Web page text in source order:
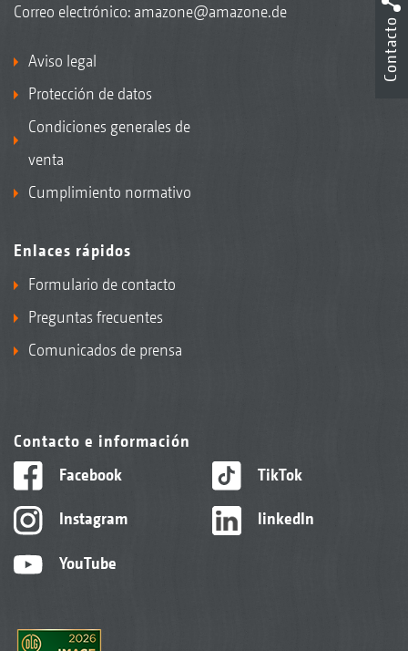
Correo electrónico: amazone@amazone.de
Aviso legal
Protección de datos
Condiciones generales de
venta
Cumplimiento normativo
Enlaces rápidos
Formulario de contacto
Preguntas frecuentes
Comunicados de prensa
Contacto e información
Facebook
Instagram
YouTube
TikTok
linkedIn
Contacto